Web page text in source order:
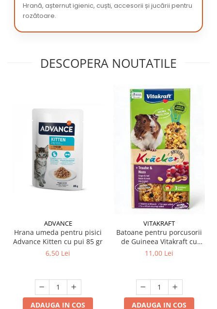
Hrană, așternut igienic, cuști, accesorii și jucării pentru
rozătoare.
DESCOPERA NOUTATILE
ADVANCE
Hrana umeda pentru pisici
Advance Kitten cu pui 85 gr
6,50 Lei
ADAUGA IN COS
VITAKRAFT
Batoane pentru porcusorii
de Guineea Vitakraft cu
struguri & nuci 2 buc
11,00 Lei
ADAUGA IN COS